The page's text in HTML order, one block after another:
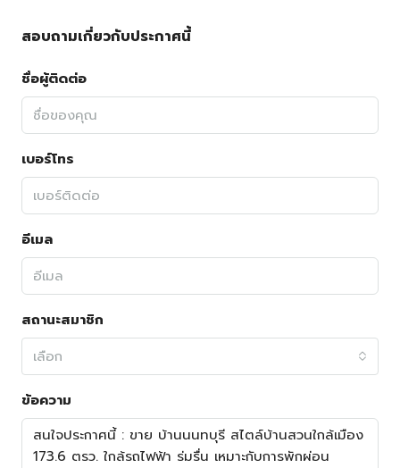
สอบถามเกี่ยวกับประกาศนี้
ชื่อผู้ติดต่อ
เบอร์โทร
อีเมล
สถานะสมาชิก
เลือก
ข้อความ